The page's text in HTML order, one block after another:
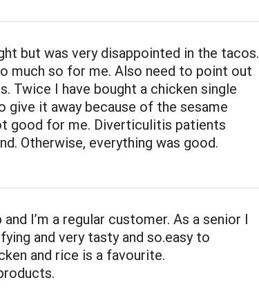
but was very disappointed in the tacos.
much so for me. Also need to point out
Twice I have bought a chicken single
give it away because of the sesame
good for me. Diverticulitis patients
Otherwise, everything was good.
I’m a regular customer. As a senior I
and very tasty and so.easy to
and rice is a favourite.